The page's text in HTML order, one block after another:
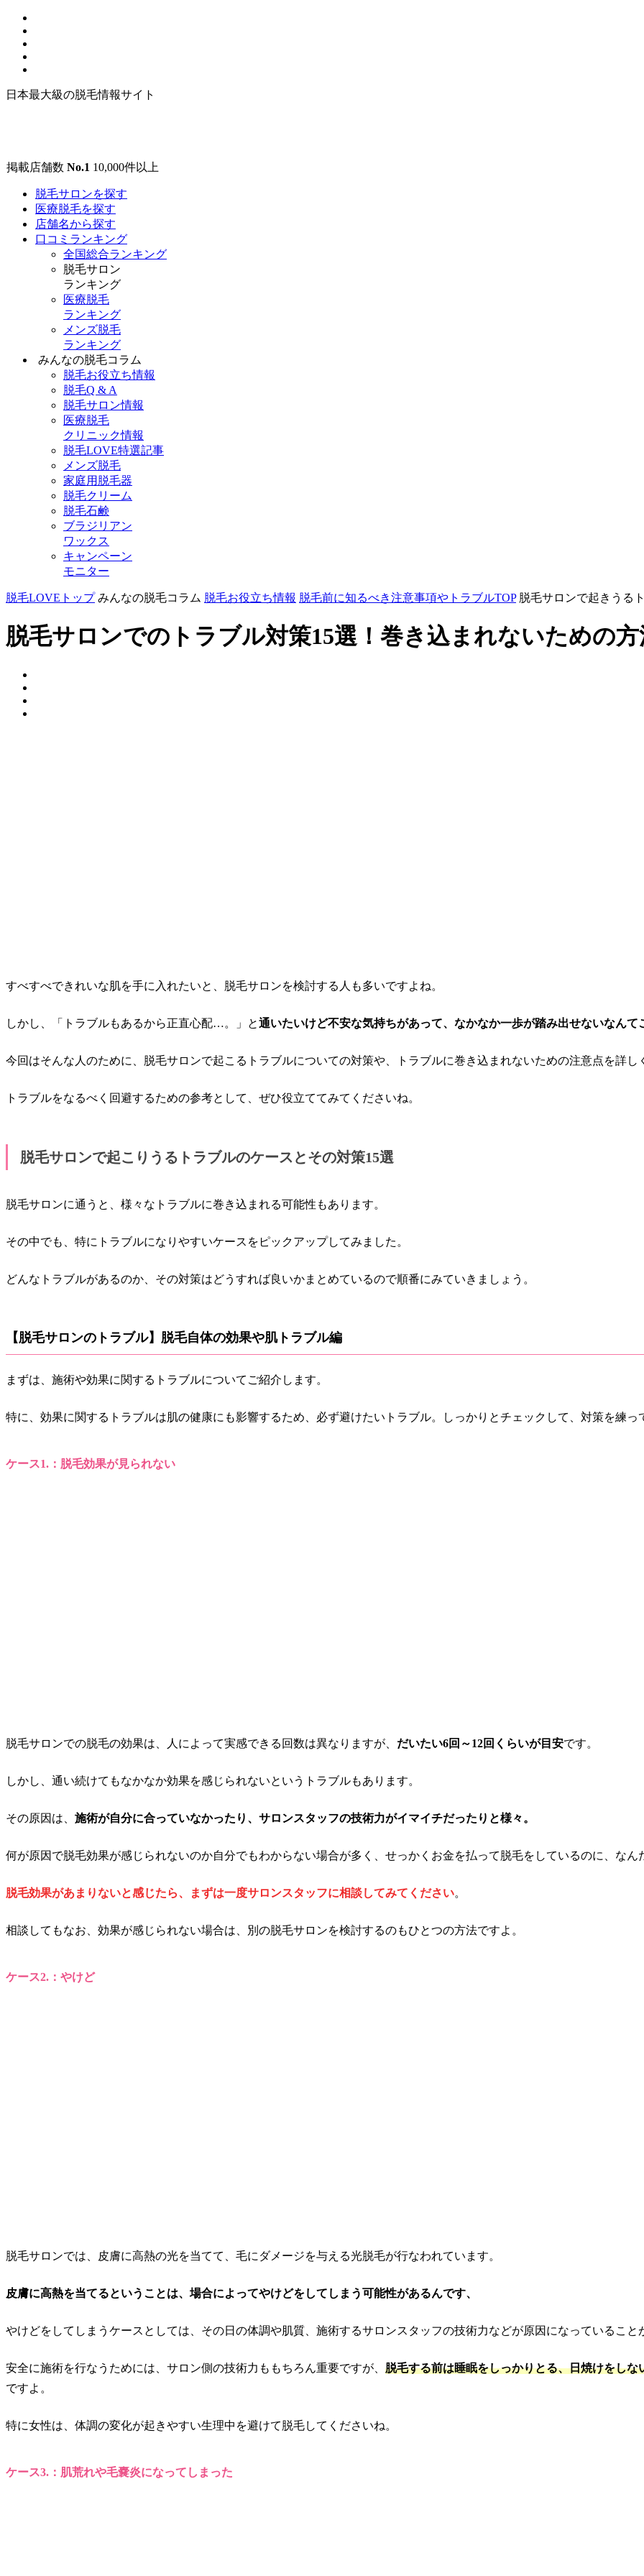
日本最大級の脱毛情報サイト
掲載店舗数 No.1 10,000件以上
脱毛サロンを探す
医療脱毛を探す
店舗名から探す
口コミランキング
全国総合ランキング
脱毛サロン
ランキング
医療脱毛
ランキング
メンズ脱毛
ランキング
みんなの脱毛コラム
脱毛お役立ち情報
脱毛Q & A
脱毛サロン情報
医療脱毛
クリニック情報
脱毛LOVE特選記事
メンズ脱毛
家庭用脱毛器
脱毛クリーム
脱毛石鹸
ブラジリアン
ワックス
キャンペーン
モニター
脱毛LOVEトップ みんなの脱毛コラム 脱毛お役立ち情報 脱毛前に知るべき注意事項やトラブルTOP 脱毛サロンで起きうる
脱毛サロンでのトラブル対策15選！巻き込まれないための方
すべすべできれいな肌を手に入れたいと、脱毛サロンを検討する人も多いですよね。
しかし、「トラブルもあるから正直心配…。」と通いたいけど不安な気持ちがあって、なかなか一歩が踏み出せないなんて
今回はそんな人のために、脱毛サロンで起こるトラブルについての対策や、トラブルに巻き込まれないための注意点を詳し
トラブルをなるべく回避するための参考として、ぜひ役立ててみてくださいね。
脱毛サロンで起こりうるトラブルのケースとその対策15選
脱毛サロンに通うと、様々なトラブルに巻き込まれる可能性もあります。
その中でも、特にトラブルになりやすいケースをピックアップしてみました。
どんなトラブルがあるのか、その対策はどうすれば良いかまとめているので順番にみていきましょう。
【脱毛サロンのトラブル】脱毛自体の効果や肌トラブル編
まずは、施術や効果に関するトラブルについてご紹介します。
特に、効果に関するトラブルは肌の健康にも影響するため、必ず避けたいトラブル。しっかりとチェックして、対策を練っ
ケース1.：脱毛効果が見られない
脱毛サロンでの脱毛の効果は、人によって実感できる回数は異なりますが、 だいたい6回～12回くらいが目安です。
しかし、通い続けてもなかなか効果を感じられないというトラブルもあります。
その原因は、 施術が自分に合っていなかったり、サロンスタッフの技術力がイマイチだったりと様々。
何が原因で脱毛効果が感じられないのか自分でもわからない場合が多く、せっかくお金を払って脱毛をしているのに、なん
脱毛効果があまりないと感じたら、まずは一度サロンスタッフに相談してみてください。
相談してもなお、効果が感じられない場合は、別の脱毛サロンを検討するのもひとつの方法ですよ。
ケース2.：やけど
脱毛サロンでは、皮膚に高熱の光を当てて、毛にダメージを与える光脱毛が行なわれています。
皮膚に高熱を当てるということは、 場合によってやけどをしてしまう可能性があるんです、
やけどをしてしまうケースとしては、その日の体調や肌質、施術するサロンスタッフの技術力などが原因になっていること
安全に施術を行なうためには、サロン側の技術力ももちろん重要ですが、 脱毛する前は睡眠をしっかりとる、日焼けをし
ですよ。
特に女性は、体調の変化が起きやすい生理中を避けて脱毛してくださいね。
ケース3.：肌荒れや毛嚢炎になってしまった